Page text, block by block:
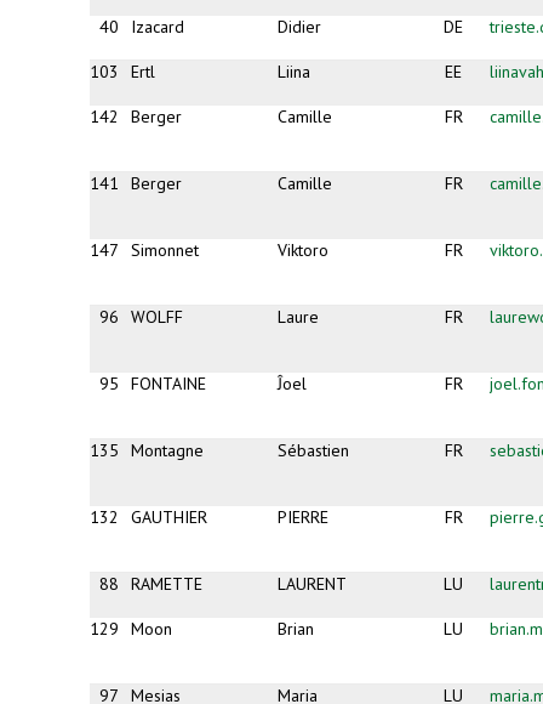
40 Izacard Didier DE
103 Ertl Liina EE
142 Berger Camille FR
141 Berger Camille FR
147 Simonnet Viktoro FR
96 WOLFF Laure FR
95 FONTAINE Ĵoel FR
135 Montagne Sébastien FR
132 GAUTHIER PIERRE FR
88 RAMETTE LAURENT LU
129 Moon Brian LU
97 Mesias Maria LU